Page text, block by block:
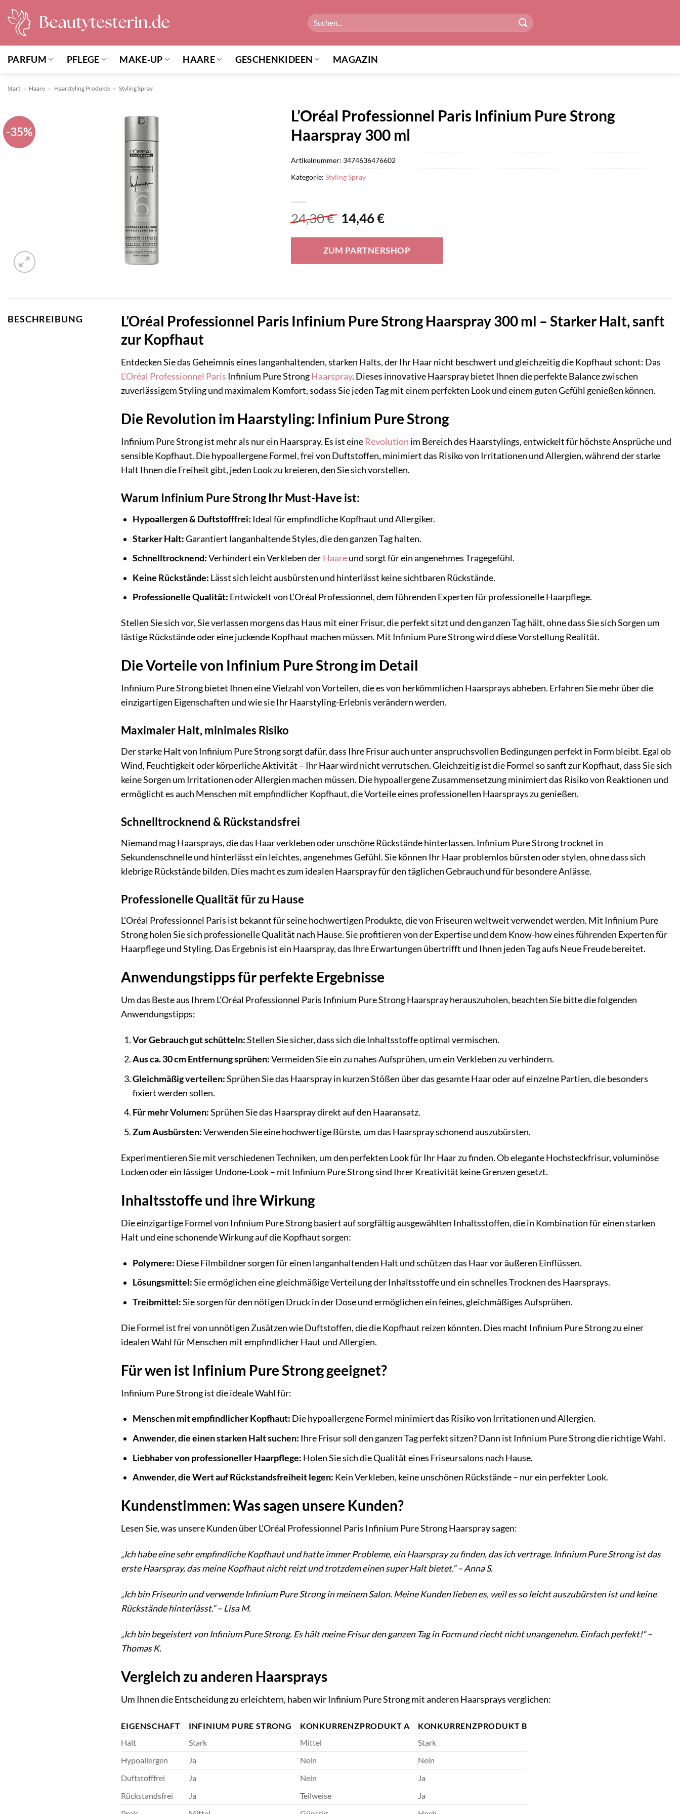
Inhalt
springen
Suchen
nach:
PARFUM PFLEGE MAKE-UP HAARE GESCHENKIDEEN MAGAZIN
Start » Haare » Haarstyling Produkte » Styling Spray
-35%
L’Oréal Professionnel Paris Infinium Pure Strong
Haarspray 300 ml
24,30€ Ursprünglicher
war:
24,30 €
14,46€Aktueller
ist:
14,46 €.
ZUM PARTNERSHOP
Artikelnummer: 3474636476602
Kategorie: Styling Spray
BESCHREIBUNG
L’Oréal Professionnel Paris Infinium Pure Strong Haarspray 300 ml – Starker Halt, sanft
zur Kopfhaut
Entdecken Sie das Geheimnis eines langanhaltenden, starken Halts, der Ihr Haar nicht beschwert und gleichzeitig die Kopfhaut schont: Das
L’Oréal Professionnel Paris Infinium Pure StrongHaarspray. Dieses innovative Haarspray bietet Ihnen die perfekte Balance zwischen
zuverlässigem Styling und maximalem Komfort, sodass Sie jeden Tag mit einem perfekten Look und einem guten Gefühl genießen können.
Die Revolution im Haarstyling: Infinium Pure Strong
Infinium Pure Strong ist mehr als nur ein Haarspray. Es ist eineRevolution im Bereich des Haarstylings, entwickelt für höchste Ansprüche und
sensible Kopfhaut. Die hypoallergene Formel, frei von Duftstoffen, minimiert das Risiko von Irritationen und Allergien, während der starke
Halt Ihnen die Freiheit gibt, jeden Look zu kreieren, den Sie sich vorstellen.
Warum Infinium Pure Strong Ihr Must-Have ist:
Hypoallergen & Duftstofffrei: Ideal für empfindliche Kopfhaut und Allergiker.
Starker Halt:Garantiert langanhaltende Styles, die den ganzen Tag halten.
Schnelltrocknend:Verhindert ein Verkleben derHaareund sorgt für ein angenehmes Tragegefühl.
Keine Rückstände: Lässt sich leicht ausbürsten und hinterlässt keine sichtbaren Rückstände.
Professionelle Qualität: Entwickelt von L’Oréal Professionnel, dem führenden Experten für professionelle Haarpflege.
Stellen Sie sich vor, Sie verlassen morgens das Haus mit einer Frisur, die perfekt sitzt und den ganzen Tag hält, ohne dass Sie sich Sorgen um
lästige Rückstände oder eine juckende Kopfhaut machen müssen. Mit Infinium Pure Strong wird diese Vorstellung Realität.
Die Vorteile von Infinium Pure Strong im Detail
Infinium Pure Strong bietet Ihnen eine Vielzahl von Vorteilen, die es von herkömmlichen Haarsprays abheben. Erfahren Sie mehr über die
einzigartigen Eigenschaften und wie sie Ihr Haarstyling-Erlebnis verändern werden.
Maximaler Halt, minimales Risiko
Der starke Halt von Infinium Pure Strong sorgt dafür, dass Ihre Frisur auch unter anspruchsvollen Bedingungen perfekt in Form bleibt. Egal ob
Wind, Feuchtigkeit oder körperliche Aktivität – Ihr Haar wird nicht verrutschen. Gleichzeitig ist die Formel so sanft zur Kopfhaut, dass Sie sich
keine Sorgen um Irritationen oder Allergien machen müssen. Die hypoallergene Zusammensetzung minimiert das Risiko von Reaktionen und
ermöglicht es auch Menschen mit empfindlicher Kopfhaut, die Vorteile eines professionellen Haarsprays zu genießen.
Schnelltrocknend & Rückstandsfrei
Niemand mag Haarsprays, die das Haar verkleben oder unschöne Rückstände hinterlassen. Infinium Pure Strong trocknet in
Sekundenschnelle und hinterlässt ein leichtes, angenehmes Gefühl. Sie können Ihr Haar problemlos bürsten oder stylen, ohne dass sich
klebrige Rückstände bilden. Dies macht es zum idealen Haarspray für den täglichen Gebrauch und für besondere Anlässe.
Professionelle Qualität für zu Hause
L’Oréal Professionnel Paris ist bekannt für seine hochwertigen Produkte, die von Friseuren weltweit verwendet werden. Mit Infinium Pure
Strong holen Sie sich professionelle Qualität nach Hause. Sie profitieren von der Expertise und dem Know-how eines führenden Experten für
Haarpflege und Styling. Das Ergebnis ist ein Haarspray, das Ihre Erwartungen übertrifft und Ihnen jeden Tag aufs Neue Freude bereitet.
Anwendungstipps für perfekte Ergebnisse
Um das Beste aus Ihrem L’Oréal Professionnel Paris Infinium Pure Strong Haarspray herauszuholen, beachten Sie bitte die folgenden
Anwendungstipps:
Vor Gebrauch gut schütteln:Stellen Sie sicher, dass sich die Inhaltsstoffe optimal vermischen.
Aus ca. 30 cm Entfernung sprühen:Vermeiden Sie ein zu nahes Aufsprühen, um ein Verkleben zu verhindern.
Gleichmäßig verteilen:Sprühen Sie das Haarspray in kurzen Stößen über das gesamte Haar oder auf einzelne Partien, die besonders
fixiert werden sollen.
Für mehr Volumen:Sprühen Sie das Haarspray direkt auf den Haaransatz.
Zum Ausbürsten:Verwenden Sie eine hochwertige Bürste, um das Haarspray schonend auszubürsten.
Experimentieren Sie mit verschiedenen Techniken, um den perfekten Look für Ihr Haar zu finden. Ob elegante Hochsteckfrisur, voluminöse
Locken oder ein lässiger Undone-Look – mit Infinium Pure Strong sind Ihrer Kreativität keine Grenzen gesetzt.
Inhaltsstoffe und ihre Wirkung
Die einzigartige Formel von Infinium Pure Strong basiert auf sorgfältig ausgewählten Inhaltsstoffen, die in Kombination für einen starken
Halt und eine schonende Wirkung auf die Kopfhaut sorgen:
Polymere: Diese Filmbildner sorgen für einen langanhaltenden Halt und schützen das Haar vor äußeren Einflüssen.
Lösungsmittel:Sie ermöglichen eine gleichmäßige Verteilung der Inhaltsstoffe und ein schnelles Trocknen des Haarsprays.
Treibmittel:Sie sorgen für den nötigen Druck in der Dose und ermöglichen ein feines, gleichmäßiges Aufsprühen.
Die Formel ist frei von unnötigen Zusätzen wie Duftstoffen, die die Kopfhaut reizen könnten. Dies macht Infinium Pure Strong zu einer
idealen Wahl für Menschen mit empfindlicher Haut und Allergien.
Für wen ist Infinium Pure Strong geeignet?
Infinium Pure Strong ist die ideale Wahl für:
Menschen mit empfindlicher Kopfhaut: Die hypoallergene Formel minimiert das Risiko von Irritationen und Allergien.
Anwender, die einen starken Halt suchen: Ihre Frisur soll den ganzen Tag perfekt sitzen? Dann ist Infinium Pure Strong die richtige Wahl.
Liebhaber von professioneller Haarpflege: Holen Sie sich die Qualität eines Friseursalons nach Hause.
Anwender, die Wert auf Rückstandsfreiheit legen: Kein Verkleben, keine unschönen Rückstände – nur ein perfekter Look.
Kundenstimmen: Was sagen unsere Kunden?
Lesen Sie, was unsere Kunden über L’Oréal Professionnel Paris Infinium Pure Strong Haarspray sagen:
„Ich habe eine sehr empfindliche Kopfhaut und hatte immer Probleme, ein Haarspray zu finden, das ich vertrage. Infinium Pure Strong ist das
erste Haarspray, das meine Kopfhaut nicht reizt und trotzdem einen super Halt bietet.“ – Anna S.
„Ich bin Friseurin und verwende Infinium Pure Strong in meinem Salon. Meine Kunden lieben es, weil es so leicht auszubürsten ist und keine
Rückstände hinterlässt.“ – Lisa M.
„Ich bin begeistert von Infinium Pure Strong. Es hält meine Frisur den ganzen Tag in Form und riecht nicht unangenehm. Einfach perfekt!“ –
Thomas K.
Vergleich zu anderen Haarsprays
Um Ihnen die Entscheidung zu erleichtern, haben wir Infinium Pure Strong mit anderen Haarsprays verglichen:
EIGENSCHAFT INFINIUM PURE STRONG KONKURRENZPRODUKT A
KONKURRENZPRODUKT B
Halt
Stark Mittel
Stark
Hypoallergen
Ja Nein
Nein
Duftstofffrei
Ja Nein
Ja
Rückstandsfrei
Ja Teilweise
Ja